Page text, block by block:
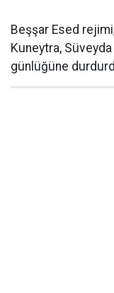
Beşşar Esed
Kuneytra,
günlüğüne